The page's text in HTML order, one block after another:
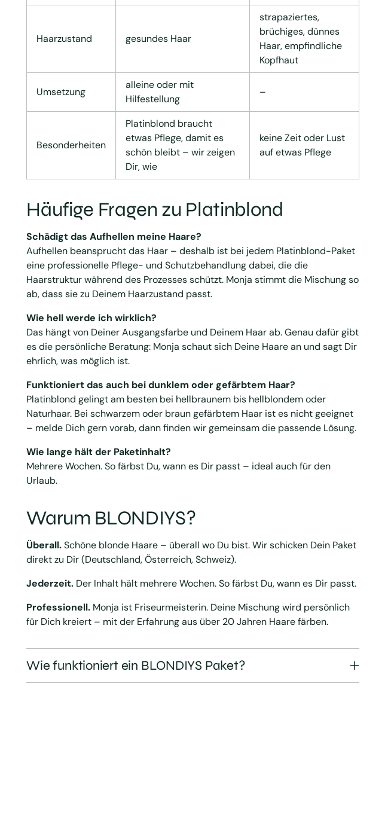
Haarzustand gesundes Haar
strapaziertes,
brüchiges, dünnes
Haar, empfindliche
Kopfhaut
Umsetzung
alleine oder mit
Hilfestellung
–
Besonderheiten
Platinblond braucht
etwas Pflege, damit es
schön bleibt – wir zeigen
Dir, wie
keine Zeit oder Lust
auf etwas Pflege
Häufige Fragen zu Platinblond
Schädigt das Aufhellen meine Haare?
Aufhellen beansprucht das Haar – deshalb ist bei jedem Platinblond-Paket
eine professionelle Pflege- und Schutzbehandlung dabei, die die
Haarstruktur während des Prozesses schützt. Monja stimmt die Mischung so
ab, dass sie zu Deinem Haarzustand passt.
Wie hell werde ich wirklich?
Das hängt von Deiner Ausgangsfarbe und Deinem Haar ab. Genau dafür gibt
es die persönliche Beratung: Monja schaut sich Deine Haare an und sagt Dir
ehrlich, was möglich ist.
Funktioniert das auch bei dunklem oder gefärbtem Haar?
Platinblond gelingt am besten bei hellbraunem bis hellblondem oder
Naturhaar. Bei schwarzem oder braun gefärbtem Haar ist es nicht geeignet
– melde Dich gern vorab, dann finden wir gemeinsam die passende Lösung.
Wie lange hält der Paketinhalt?
Mehrere Wochen. So färbst Du, wann es Dir passt – ideal auch für den
Urlaub.
Warum BLONDIYS?
Überall.Schöne blonde Haare – überall wo Du bist. Wir schicken Dein Paket
direkt zu Dir (Deutschland, Österreich, Schweiz).
Jederzeit. Der Inhalt hält mehrere Wochen. So färbst Du, wann es Dir passt.
Professionell. Monja ist Friseurmeisterin. Deine Mischung wird persönlich
für Dich kreiert – mit der Erfahrung aus über 20 Jahren Haare färben.
Wie funktioniert ein BLONDIYS Paket?